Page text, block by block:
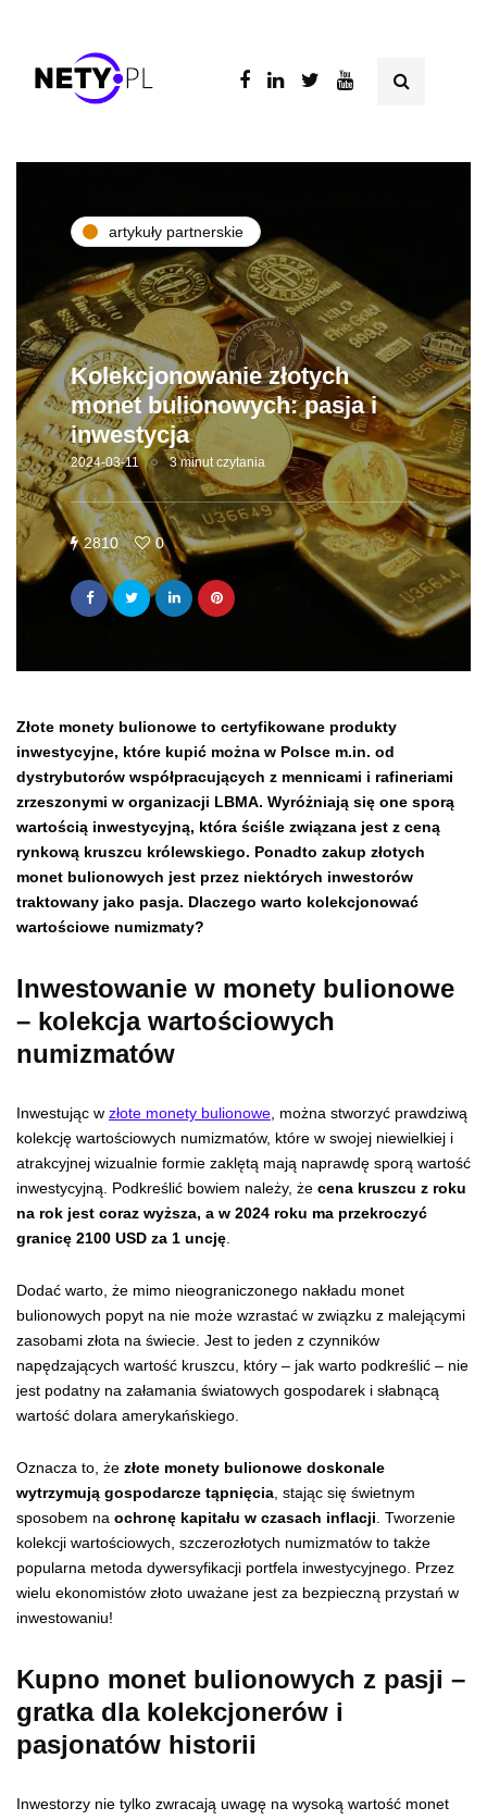
artykuły partnerskie
Kolekcjonowanie złotych
monet bulionowych: pasja i
inwestycja
2024-03-11 3 minut czytania
2810 0
Złote monety bulionowe to certyfikowane produkty
inwestycyjne, które kupić można w Polsce m.in. od
dystrybutorów współpracujących z mennicami i rafineriami
zrzeszonymi w organizacji LBMA. Wyróżniają się one sporą
wartością inwestycyjną, która ściśle związana jest z ceną
rynkową kruszcu królewskiego. Ponadto zakup złotych
monet bulionowych jest przez niektórych inwestorów
traktowany jako pasja. Dlaczego warto kolekcjonować
wartościowe numizmaty?
Inwestowanie w monety bulionowe
– kolekcja wartościowych
numizmatów
Inwestując w złote monety bulionowe, można stworzyć prawdziwą
kolekcję wartościowych numizmatów, które w swojej niewielkiej i
atrakcyjnej wizualnie formie zaklętą mają naprawdę sporą wartość
inwestycyjną. Podkreślić bowiem należy, że cena kruszcu z roku
na rok jest coraz wyższa, a w 2024 roku ma przekroczyć
granicę 2100 USD za 1 uncję.
Dodać warto, że mimo nieograniczonego nakładu monet
bulionowych popyt na nie może wzrastać w związku z malejącymi
zasobami złota na świecie. Jest to jeden z czynników
napędzających wartość kruszcu, który – jak warto podkreślić – nie
jest podatny na załamania światowych gospodarek i słabnącą
wartość dolara amerykańskiego.
Oznacza to, że złote monety bulionowe doskonale
wytrzymują gospodarcze tąpnięcia, stając się świetnym
sposobem na ochronę kapitału w czasach inflacji. Tworzenie
kolekcji wartościowych, szczerozłotych numizmatów to także
popularna metoda dywersyfikacji portfela inwestycyjnego. Przez
wielu ekonomistów złoto uważane jest za bezpieczną przystań w
inwestowaniu!
Kupno monet bulionowych z pasji –
gratka dla kolekcjonerów i
pasjonatów historii
Inwestorzy nie tylko zwracają uwagę na wysoką wartość monet